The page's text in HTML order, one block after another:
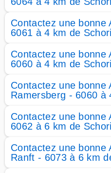
Contactez une bonne
6061 à 4 km de
Contactez une bonne
6060 à 4 km de
Contactez une bonne
Ramersberg - 6060 à
Contactez une bonne
6062 à 6 km de
Contactez une bonne
Ranft - 6073 à 6 km